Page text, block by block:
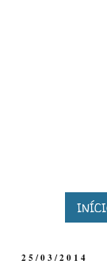
25/03/2014